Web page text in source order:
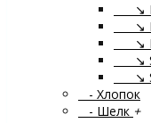
↘
↘
↘
↘
↘
- Хлопок
- Шелк +